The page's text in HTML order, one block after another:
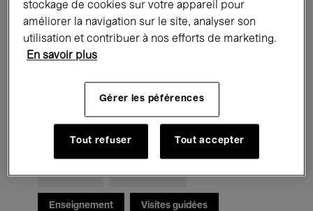
Expositions Films Performances
Rencontres & Débats
Musique classique Global Music
Musique électronique
Pour tous Kids’ Palace
Enseignement Visites guidées
stockage de cookies sur votre appareil pour
améliorer la navigation sur le site, analyser son
utilisation et contribuer à nos efforts de marketing.
En savoir plus
Gérer les péférences
Tout refuser Tout accepter